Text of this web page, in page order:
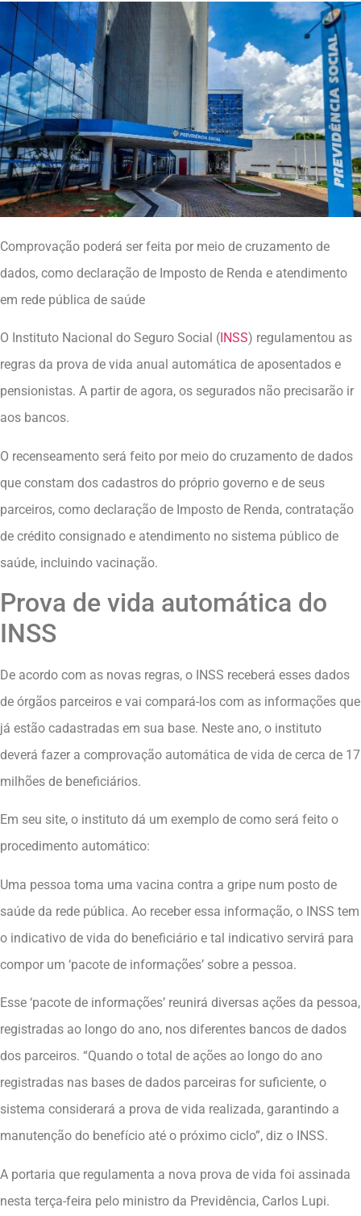
Comprovação poderá ser feita por meio de cruzamento de
dados, como declaração de Imposto de Renda e atendimento
em rede pública de saúde
O Instituto Nacional do Seguro Social ( INSS) regulamentou as
regras da prova de vida anual automática de aposentados e
pensionistas. A partir de agora, os segurados não precisarão ir
aos bancos.
O recenseamento será feito por meio do cruzamento de dados
que constam dos cadastros do próprio governo e de seus
parceiros, como declaração de Imposto de Renda, contratação
de crédito consignado e atendimento no sistema público de
saúde, incluindo vacinação.
Prova de vida automática do
INSS
De acordo com as novas regras, o INSS receberá esses dados
de órgãos parceiros e vai compará-los com as informações que
já estão cadastradas em sua base. Neste ano, o instituto
deverá fazer a comprovação automática de vida de cerca de 17
milhões de beneficiários.
Em seu site, o instituto dá um exemplo de como será feito o
procedimento automático:
Uma pessoa toma uma vacina contra a gripe num posto de
saúde da rede pública. Ao receber essa informação, o INSS tem
o indicativo de vida do beneficiário e tal indicativo servirá para
compor um ‘pacote de informações’ sobre a pessoa.
Esse ‘pacote de informações’ reunirá diversas ações da pessoa,
registradas ao longo do ano, nos diferentes bancos de dados
dos parceiros. “Quando o total de ações ao longo do ano
registradas nas bases de dados parceiras for suficiente, o
sistema considerará a prova de vida realizada, garantindo a
manutenção do benefício até o próximo ciclo”, diz o INSS.
A portaria que regulamenta a nova prova de vida foi assinada
nesta terça-feira pelo ministro da Previdência, Carlos Lupi.